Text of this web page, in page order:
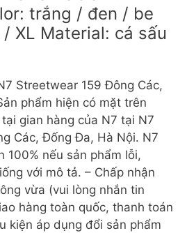
trắng / đen / be
XL Material: cá sấu
Streetwear 159 Đông Các,
phẩm hiện có mặt trên
gian hàng của N7 tại N7
Các, Đống Đa, Hà Nội. N7
100% nếu sản phẩm lỗi,
với mô tả. – Chấp nhận
vừa (vui lòng nhắn tin
hàng toàn quốc, thanh toán
kiện áp dụng đổi sản phẩm